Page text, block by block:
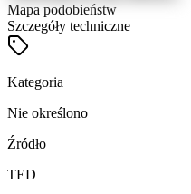
Mapa podobieństw
Szczegóły techniczne
Kategoria
Nie określono
Źródło
TED